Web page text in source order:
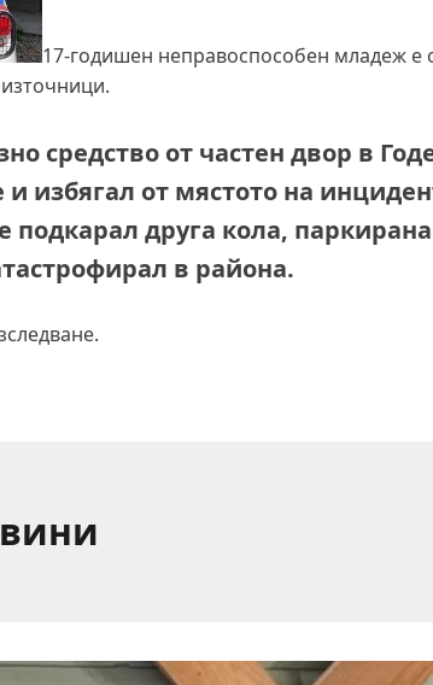
17-годишен неправоспособен младеж е
средство от частен двор в
избягал от мястото на
друга кола,
в района.